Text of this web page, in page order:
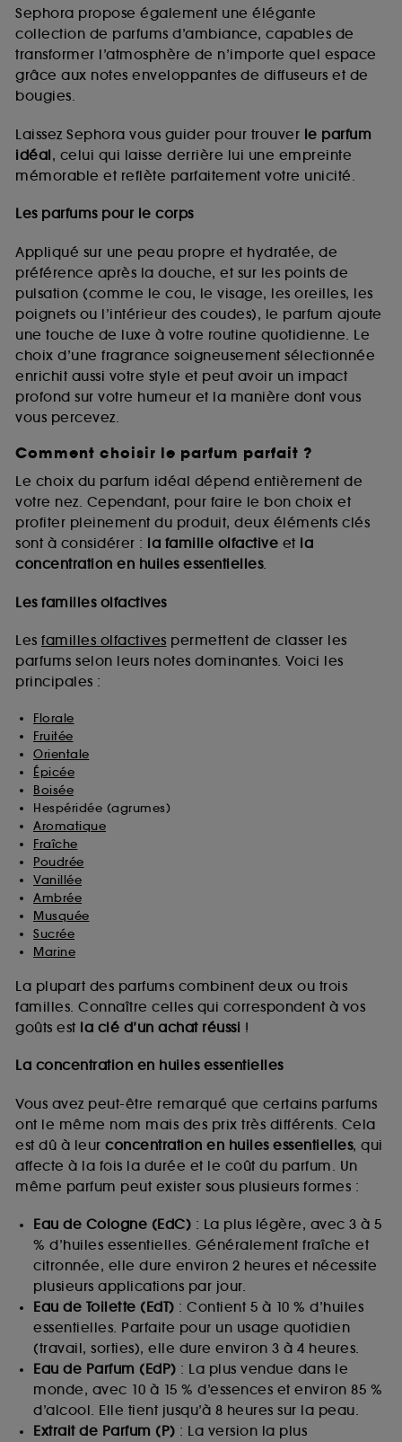
Sephora propose également une élégante
collection de parfums d’ambiance, capables de
transformer l’atmosphère de n’importe quel espace
grâce aux notes enveloppantes de diffuseurs et de
bougies.
Laissez Sephora vous guider pour trouver le parfum
idéal, celui qui laisse derrière lui une empreinte
mémorable et reflète parfaitement votre unicité.
Les parfums pour le corps
Appliqué sur une peau propre et hydratée, de
préférence après la douche, et sur les points de
pulsation (comme le cou, le visage, les oreilles, les
poignets ou l’intérieur des coudes), le parfum ajoute
une touche de luxe à votre routine quotidienne. Le
choix d’une fragrance soigneusement sélectionnée
enrichit aussi votre style et peut avoir un impact
profond sur votre humeur et la manière dont vous
vous percevez.
Comment choisir le parfum parfait ?
Le choix du parfum idéal dépend entièrement de
votre nez. Cependant, pour faire le bon choix et
profiter pleinement du produit, deux éléments clés
sont à considérer : la famille olfactive et la
concentration en huiles essentielles.
Les familles olfactives
Les familles olfactives permettent de classer les
parfums selon leurs notes dominantes. Voici les
principales :
Florale
Fruitée
Orientale
Épicée
Boisée
Hespéridée (agrumes)
Aromatique
Fraîche
Poudrée
Vanillée
Ambrée
Musquée
Sucrée
Marine
La plupart des parfums combinent deux ou trois
familles. Connaître celles qui correspondent à vos
goûts est la clé d’un achat réussi !
La concentration en huiles essentielles
Vous avez peut-être remarqué que certains parfums
ont le même nom mais des prix très différents. Cela
est dû à leur concentration en huiles essentielles, qui
affecte à la fois la durée et le coût du parfum. Un
même parfum peut exister sous plusieurs formes :
Eau de Cologne (EdC) : La plus légère, avec 3 à 5
% d’huiles essentielles. Généralement fraîche et
citronnée, elle dure environ 2 heures et nécessite
plusieurs applications par jour.
Eau de Toilette (EdT) : Contient 5 à 10 % d’huiles
essentielles. Parfaite pour un usage quotidien
(travail, sorties), elle dure environ 3 à 4 heures.
Eau de Parfum (EdP) : La plus vendue dans le
monde, avec 10 à 15 % d’essences et environ 85 %
d’alcool. Elle tient jusqu’à 8 heures sur la peau.
Extrait de Parfum (P) : La version la plus
de vous plaire via des publicités, y compris sur des
sites tiers et sur les réseaux sociaux, sur la base
des pages que vous avez consultées, de votre
navigation, et de l'historique de vos interactions.
d’en améliorer la performance.
Cookies de sécurisation des paiements en ligne :
fraudes aux moyens de paiement et les
usurpations d’identité.
Cookies fonctionnels :il s’agit de cookies
permettant l’affichage et/ou la fourniture de
certaines fonctionnalités du site, tel que les
cookies d’authentification qui sont utilisés afin de
vous faire bénéficier de l’authentification
prolongée vous permettant d’accéder à votre
compte lors de votre prochaine visite sur le site
sans saisir à nouveau votre identifiant et mot de
passe.
A l'exception des cookies techniques, le dépôt et la
lecture de ces traceurs requiert votre accord. Vous
pouvez personnaliser vos choix concernant le dépôt
de ces cookies grâce au bouton "personnaliser mes
choix" ci-dessous ou décider de "tout accepter".
Sephora pourra associer les informations de
navigation collectées par ces Cookies, pour les
collectées ou générées lors de votre activité en ligne
sur "continuer sans accepter". Voous pouvez à tout
moment choisir de retirer votrte consentement. Si vous
souhaitez obtenir plus d'information sur les cookies
utilisés, cliquez